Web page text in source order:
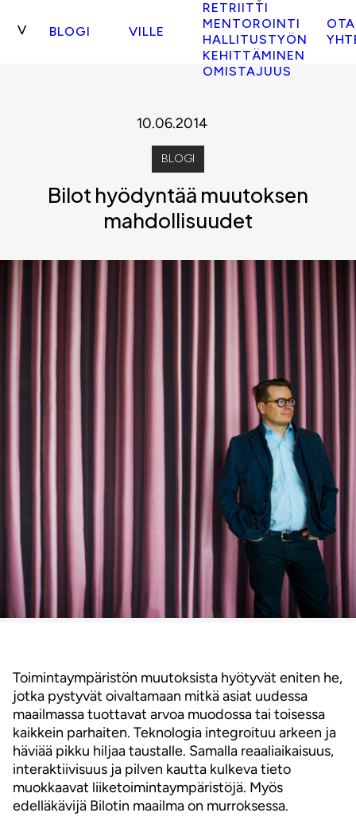
BLOGI VILLE
RETRIITTI
MENTOROINTI
HALLITUSTYÖN
KEHITTÄMINEN
OMISTAJUUS
OTA
10.06.2014
BLOGI
Bilot hyödyntää muutoksen
mahdollisuudet
Toimintaympäristön muutoksista hyötyvät eniten he,
jotka pystyvät oivaltamaan mitkä asiat uudessa
maailmassa tuottavat arvoa muodossa tai toisessa
kaikkein parhaiten. Teknologia integroituu arkeen ja
häviää pikku hiljaa taustalle. Samalla reaaliaikaisuus,
interaktiivisuus ja pilven kautta kulkeva tieto
muokkaavat liiketoimintaympäristöjä. Myös
edelläkävijä Bilotin maailma on murroksessa.